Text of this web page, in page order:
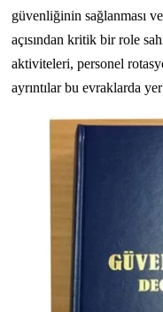
güvenliğinin sağlanması
açısından kritik bir role
aktiviteleri, personel
ayrıntılar bu evraklarda yer